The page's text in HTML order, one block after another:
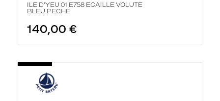
ILE D'YEU 01 E758 ECAILLE VOLUTE
BLEU PECHE
140,00 €